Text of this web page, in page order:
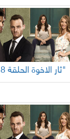
"ثار الاخوة الحلقة 48"